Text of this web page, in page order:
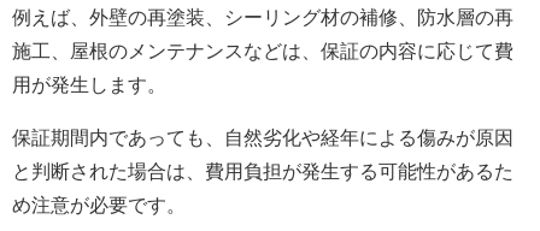
例えば、外壁の再塗装、シーリング材の補修、防水層の再
施工、屋根のメンテナンスなどは、保証の内容に応じて費
用が発生します。
保証期間内であっても、自然劣化や経年による傷みが原因
と判断された場合は、費用負担が発生する可能性があるた
め注意が必要です。